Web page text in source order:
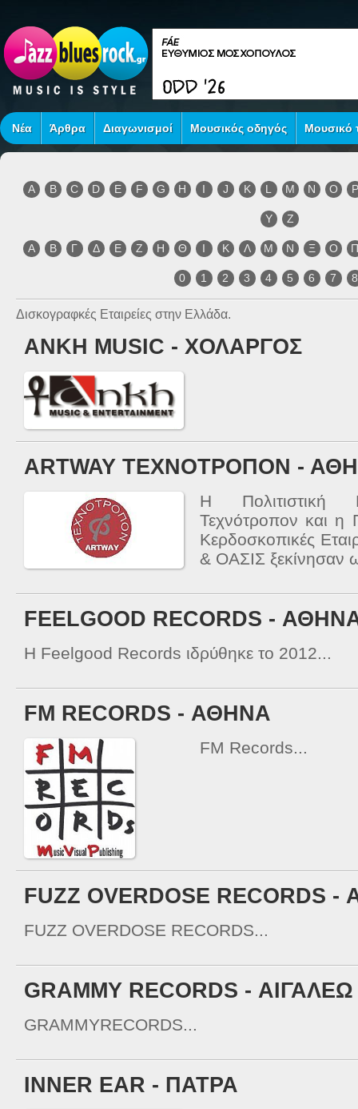
Νέα Άρθρα Διαγωνισμοί Μουσικός οδηγός Μουσικό
A B C D E F G H I J K L M N O P
Y Z
Α Β Γ Δ Ε Ζ Η Θ Ι Κ Λ Μ Ν Ξ Ο
0 1 2 3 4 5 6 7 8
Δισκογραφκές Εταιρείες στην Ελλάδα.
ANKH MUSIC - XΟΛΑΡΓΟΣ
ARTWAY TΕΧΝΟΤΡΟΠΟΝ -
Η Πολιτιστική
Τεχνότροπον και η
Κερδοσκοπικές
& ΟΑΣΙΣ ξεκίνησαν
FEELGOOD RECORDS -
Η Feelgood Records ιδρύθηκε το 2012...
FM RECORDS - ΑΘΗΝΑ
FM Records...
FUZZ OVERDOSE RECORDS
FUZZ OVERDOSE RECORDS...
GRAMMY RECORDS - ΑΙΓΑΛΕΩ
GRAMMYRECORDS...
INNER EAR - ΠΑΤΡΑ